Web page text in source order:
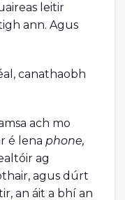
leitir
ann. Agus
canathaobh
ach mo
é lena phone,
ag
agus dúrt
an áit a bhí an